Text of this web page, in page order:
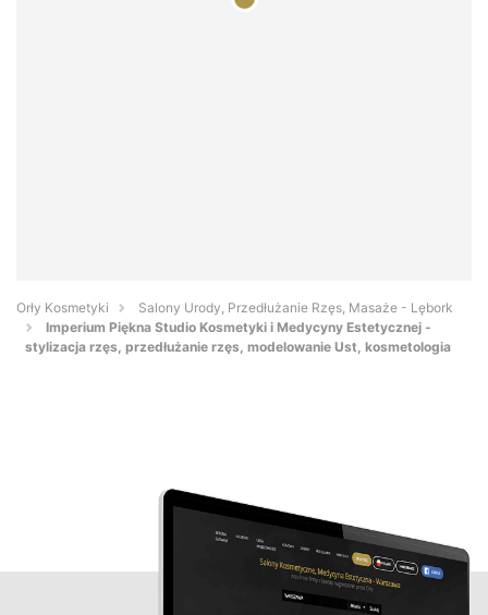
Orły Kosmetyki
Salony Urody, Przedłużanie Rzęs, Masaże - Lębork
Imperium Piękna Studio Kosmetyki i Medycyny Estetycznej -
stylizacja rzęs, przedłużanie rzęs, modelowanie Ust, kosmetologia